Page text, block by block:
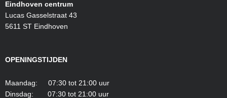
Eindhoven centrum
Lucas Gasselstraat 43
5611 ST Eindhoven
OPENINGSTIJDEN
Maandag: 07:30 tot 21:00 uur
Dinsdag: 07:30 tot 21:00 uur